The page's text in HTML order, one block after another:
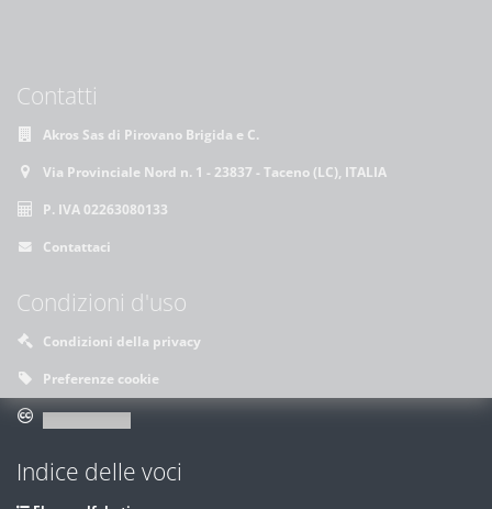
Contatti
Akros Sas di Pirovano Brigida e C.
Via Provinciale Nord n. 1 - 23837 - Taceno (LC), ITALIA
P. IVA 02263080133
Contattaci
Condizioni d'uso
Condizioni della privacy
Preferenze cookie
Indice delle voci